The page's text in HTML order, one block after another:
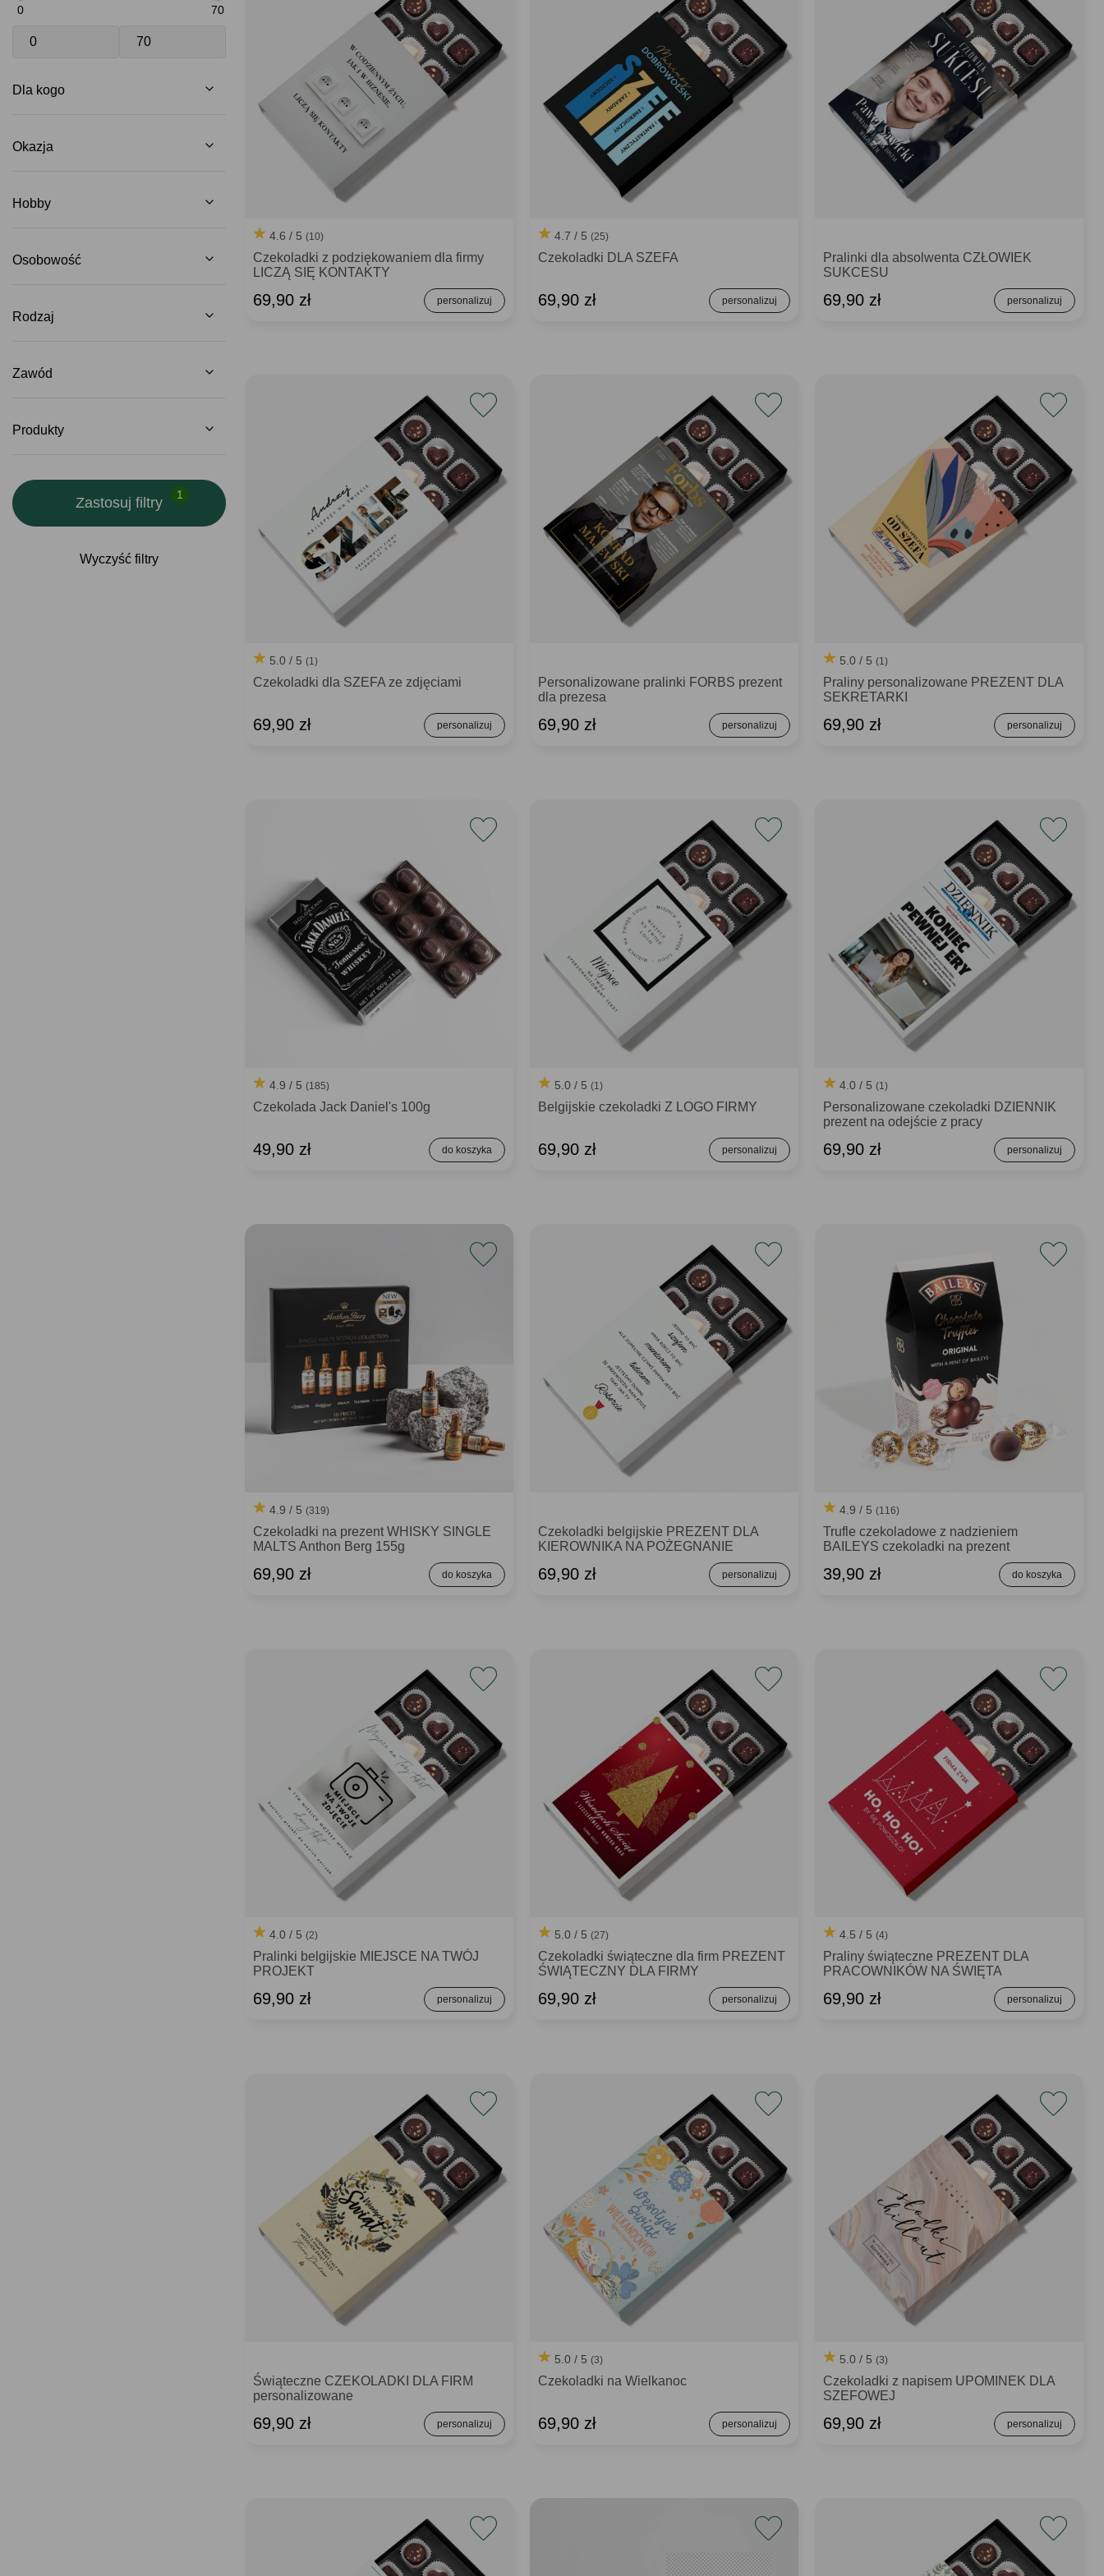
0 70
Dla kogo
Okazja
Hobby
Osobowość
Rodzaj
Zawód
Produkty
Zastosuj filtry
Wyczyść filtry
4.6 / 5(10)
Czekoladki z podziękowaniem dla firmy
LICZĄ SIĘ KONTAKTY
69,90 zł
4.7 / 5 (25)
Czekoladki DLA SZEFA
69,90 zł
Pralinki dla absolwenta CZŁOWIEK
SUKCESU
69,90 zł
5.0 / 5(1)
Czekoladki dla SZEFA ze zdjęciami
69,90 zł
Personalizowane pralinki FORBS prezent
dla prezesa
69,90 zł
5.0 / 5 (1)
Praliny personalizowane PREZENT DLA
SEKRETARKI
69,90 zł
4.9 / 5(185)
Czekolada Jack Daniel's 100g
49,90 zł
5.0 / 5 (1)
Belgijskie czekoladki Z LOGO FIRMY
69,90 zł
4.0 / 5 (1)
Personalizowane czekoladki DZIENNIK
prezent na odejście z pracy
69,90 zł
4.9 / 5(319)
Czekoladki na prezent WHISKY SINGLE
MALTS Anthon Berg 155g
69,90 zł
Czekoladki belgijskie PREZENT DLA
KIEROWNIKA NA POŻEGNANIE
69,90 zł
4.9 / 5 (116)
Trufle czekoladowe z nadzieniem
BAILEYS czekoladki na prezent
39,90 zł
4.0 / 5(2)
Pralinki belgijskie MIEJSCE NA TWÓJ
PROJEKT
69,90 zł
5.0 / 5 (27)
Czekoladki świąteczne dla firm PREZENT
ŚWIĄTECZNY DLA FIRMY
69,90 zł
4.5 / 5 (4)
Praliny świąteczne PREZENT DLA
PRACOWNIKÓW NA ŚWIĘTA
69,90 zł
Świąteczne CZEKOLADKI DLA FIRM
personalizowane
69,90 zł
5.0 / 5 (3)
Czekoladki na Wielkanoc
69,90 zł
5.0 / 5 (3)
Czekoladki z napisem UPOMINEK DLA
SZEFOWEJ
69,90 zł